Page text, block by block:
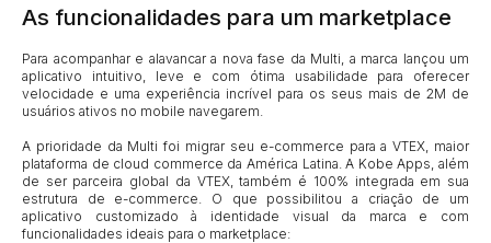
As funcionalidades para um marketplace
Para acompanhar e alavancar a nova fase da Multi, a marca lançou um
aplicativo intuitivo, leve e com ótima usabilidade para oferecer
velocidade e uma experiência incrível para os seus mais de 2M de
usuários ativos no mobile navegarem.
A prioridade da Multi foi migrar seu e-commerce para a VTEX, maior
plataforma de cloud commerce da América Latina. A Kobe Apps, além
de ser parceira global da VTEX, também é 100% integrada em sua
estrutura de e-commerce. O que possibilitou a criação de um
aplicativo customizado à identidade visual da marca e com
funcionalidades ideais para o marketplace: